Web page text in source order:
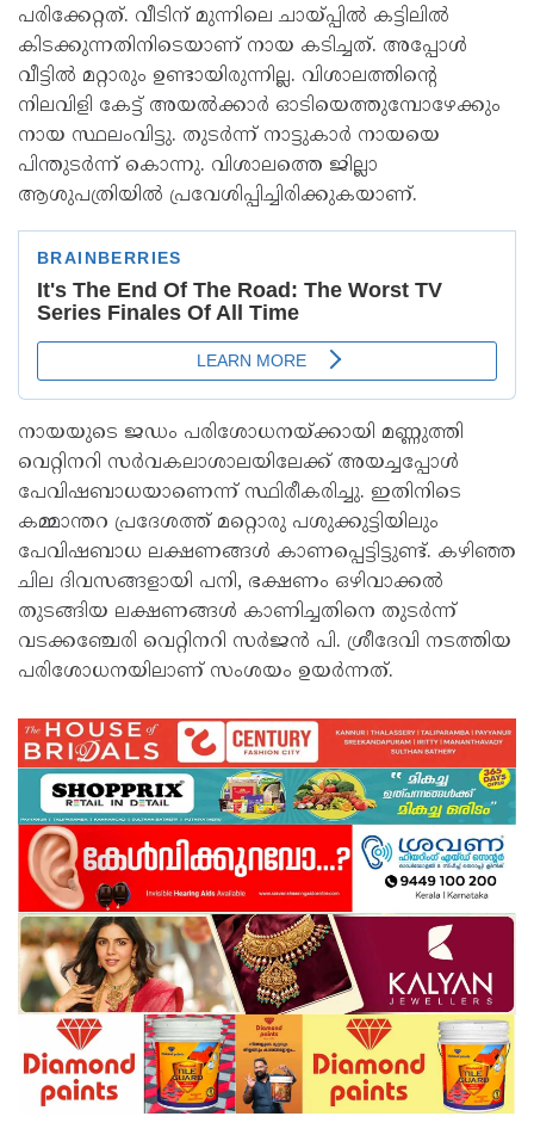
പരിക്കേറ്റത്. വീടിന് മുന്നിലെ ചായ്പ്പിൽ കട്ടിലിൽ
കിടക്കുന്നതിനിടെയാണ് നായ കടിച്ചത്. അപ്പോൾ
വീട്ടിൽ മറ്റാരും ഉണ്ടായിരുന്നില്ല. വിശാലത്തിന്റെ
നിലവിളി കേട്ട് അയൽക്കാർ ഓടിയെത്തുമ്പോഴേക്കും
നായ സ്ഥലംവിട്ടു. തുടർന്ന് നാട്ടുകാർ നായയെ
പിന്തുടർന്ന് കൊന്നു. വിശാലത്തെ ജില്ലാ
ആശുപത്രിയിൽ പ്രവേശിപ്പിച്ചിരിക്കുകയാണ്.
നായയുടെ ജഡം പരിശോധനയ്‌ക്കായി മണ്ണുത്തി
വെറ്റിനറി സർവകലാശാലയിലേക്ക് അയച്ചപ്പോൾ
പേവിഷബാധയാണെന്ന് സ്ഥിരീകരിച്ചു. ഇതിനിടെ
കമ്മാന്തറ പ്രദേശത്ത് മറ്റൊരു പശുക്കുട്ടിയിലും
പേവിഷബാധ ലക്ഷണങ്ങൾ കാണപ്പെട്ടിട്ടുണ്ട്. കഴിഞ്ഞ
ചില ദിവസങ്ങളായി പനി, ഭക്ഷണം ഒഴിവാക്കൽ
തുടങ്ങിയ ലക്ഷണങ്ങൾ കാണിച്ചതിനെ തുടർന്ന്
വടക്കഞ്ചേരി വെറ്റിനറി സർജൻ പി. ശ്രീദേവി നടത്തിയ
പരിശോധനയിലാണ് സംശയം ഉയർന്നത്.